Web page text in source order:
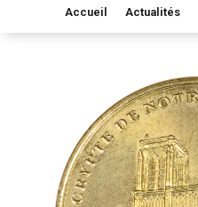
Accueil Actualités